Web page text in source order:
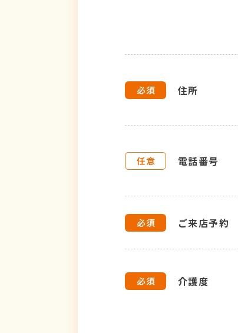
住所
電話番号
ご来店予約
介護度